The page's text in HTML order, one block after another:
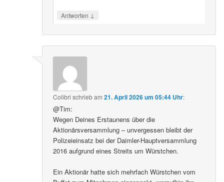
Antworten ↓
Colibri schriebam21. April 2026 um 05:44 Uhr:
@Tim:
Wegen Deines Erstaunens über die
Aktionärsversammlung – unvergessen bleibt der
Polizeieinsatz bei der Daimler-Hauptversammlung
2016 aufgrund eines Streits um Würstchen.
Ein Aktionär hatte sich mehrfach Würstchen vom